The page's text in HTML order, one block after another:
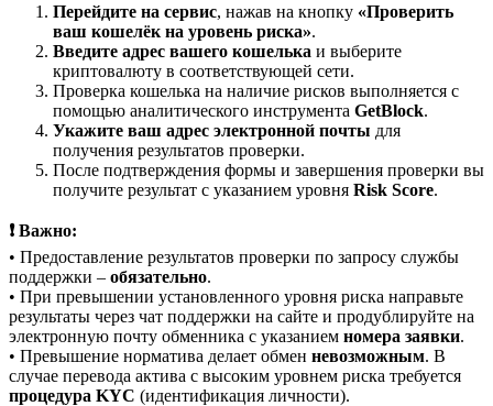
Перейдите на сервис, нажав на кнопку «Проверить
ваш кошелёк на уровень риска».
Введите адрес вашего кошелька и выберите
криптовалюту в соответствующей сети.
Проверка кошелька на наличие рисков выполняется с
помощью аналитического инструмента GetBlock.
Укажите ваш адрес электронной почты для
получения результатов проверки.
После подтверждения формы и завершения проверки вы
получите результат с указанием уровня Risk Score.
❗ Важно:
• Предоставление результатов проверки по запросу службы
поддержки – обязательно.
• При превышении установленного уровня риска направьте
результаты через чат поддержки на сайте и продублируйте на
электронную почту обменника с указанием номера заявки.
• Превышение норматива делает обмен невозможным. В
случае перевода актива с высоким уровнем риска требуется
процедура KYC (идентификация личности).